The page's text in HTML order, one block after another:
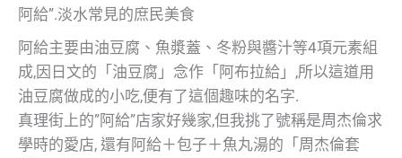
阿給”.淡水常見的庶民美食
阿給主要由油豆腐、魚漿蓋、冬粉與醬汁等4項元素組
成,因日文的「油豆腐」念作「阿布拉給」,所以這道用
油豆腐做成的小吃,便有了這個趣味的名字.
真理街上的”阿給”店家好幾家,但我挑了號稱是周杰倫求
學時的愛店, 還有阿給＋包子＋魚丸湯的「周杰倫套